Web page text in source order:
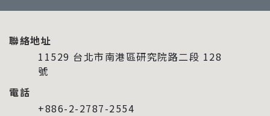
聯絡地址
11529 台北市南港區研究院路二段 128
號
電話
+886-2-2787-2554